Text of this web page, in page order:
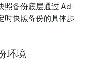
照备份底层通过 Ad-
时快照备份的具体步
环境